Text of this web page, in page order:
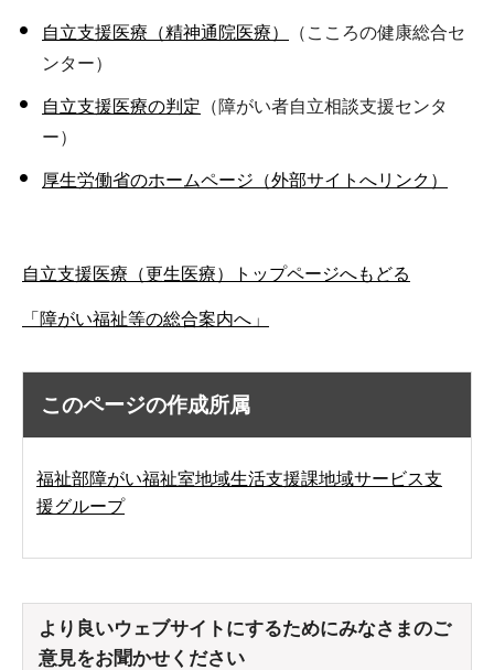
自立支援医療（精神通院医療）
（こころの健康総合セ
ンター）
自立支援医療の判定 （障がい者自立相談支援センタ
ー）
厚生労働省のホームページ（外部サイトへリンク）
自立支援医療（更生医療）トップページへもどる
「障がい福祉等の総合案内へ」
このページの作成所属
福祉部障がい福祉室地域生活支援課地域サービス支
援グループ
より良いウェブサイトにするためにみなさまのご
意見をお聞かせください